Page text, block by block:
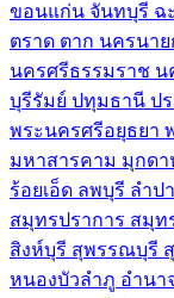
ขอนแก่น จันทบุรี ฉ
ตราด ตาก นครนาย
นครศรีธรรมราช น
บุรีรัมย์ ปทุมธานี ป
พระนครศรีอยุธยา
มหาสารคาม มุกดา
ร้อยเอ็ด ลพบุรี ลำป
สมุทรปราการ สมุท
สิงห์บุรี สุพรรณบุรี
หนองบัวลำภู อำนา